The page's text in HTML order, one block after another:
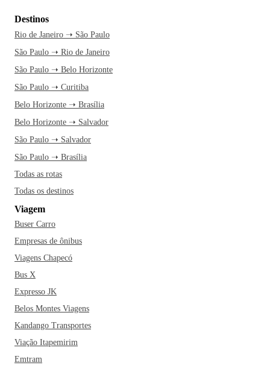
Destinos
Rio de Janeiro ➝ São Paulo
São Paulo ➝ Rio de Janeiro
São Paulo ➝ Belo Horizonte
São Paulo ➝ Curitiba
Belo Horizonte ➝ Brasília
Belo Horizonte ➝ Salvador
São Paulo ➝ Salvador
São Paulo ➝ Brasília
Todas as rotas
Todas os destinos
Viagem
Buser Carro
Empresas de ônibus
Viagens Chapecó
Bus X
Expresso JK
Belos Montes Viagens
Kandango Transportes
Viação Itapemirim
Emtram